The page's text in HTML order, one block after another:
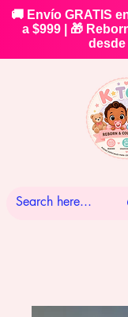
🚚 Envío GRATIS
a $999 | 🎁
desde